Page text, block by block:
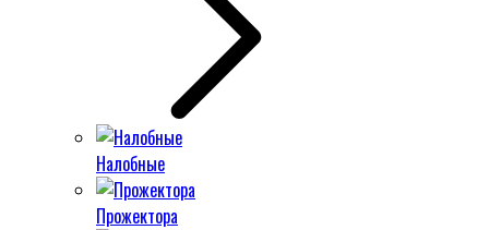
Налобные
Прожектора